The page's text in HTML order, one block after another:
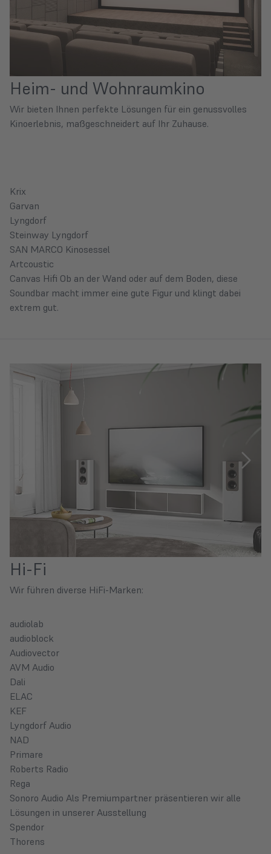
Heim- und Wohnraumkino
Wir bieten Ihnen perfekte Lösungen für ein genussvolles
Kinoerlebnis, maßgeschneidert auf Ihr Zuhause.
Krix
Garvan
Lyngdorf
Steinway Lyngdorf
SAN MARCO Kinosessel
Artcoustic
Canvas Hifi Ob an der Wand oder auf dem Boden, diese
Soundbar macht immer eine gute Figur und klingt dabei
extrem gut.
Hi-Fi
Wir führen diverse HiFi-Marken:
audiolab
audioblock
Audiovector
AVM Audio
Dali
ELAC
KEF
Lyngdorf Audio
NAD
Primare
Roberts Radio
Rega
Sonoro Audio Als Premiumpartner präsentieren wir alle
Lösungen in unserer Ausstellung
Spendor
Thorens